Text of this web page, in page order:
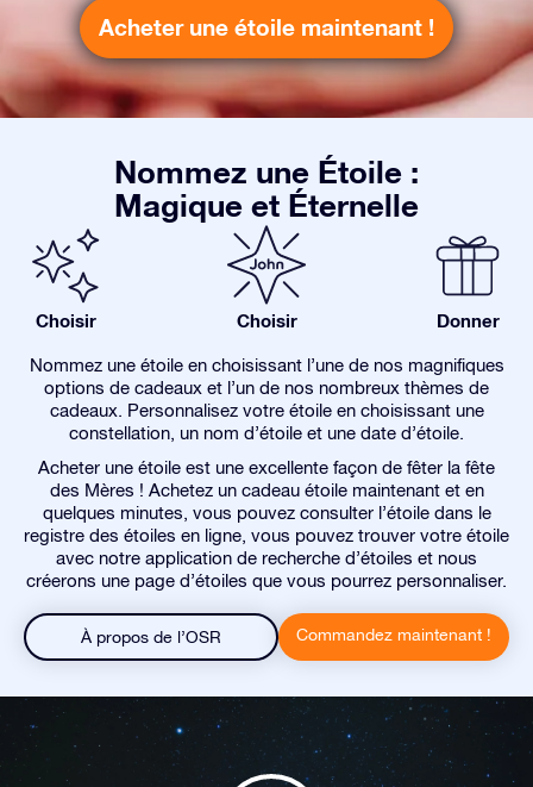
Acheter une étoile maintenant !
Nommez une Étoile :
Magique et Éternelle
Choisir Choisir Donner
Nommez une étoile en choisissant l’une de nos magnifiques
options de cadeaux et l’un de nos nombreux thèmes de
cadeaux. Personnalisez votre étoile en choisissant une
constellation, un nom d’étoile et une date d’étoile.
Acheter une étoile est une excellente façon de fêter la fête
des Mères ! Achetez un cadeau étoile maintenant et en
quelques minutes, vous pouvez consulter l’étoile dans le
registre des étoiles en ligne, vous pouvez trouver votre étoile
avec notre application de recherche d’étoiles et nous
créerons une page d’étoiles que vous pourrez personnaliser.
À propos de l’OSR Commandez maintenant !